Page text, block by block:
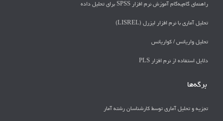
راهنمای گام‌به‌گام آموزش نرم افزار SPSS برای تحلیل داده
تحلیل آماری با نرم افزار لیزرل (LISREL)
تحليل واريانس / كواريانس
دلايل استفاده از نرم افزار PLS
برگه‌ها
تجزیه و تحلیل آماری توسط کارشناسان رشته آمار